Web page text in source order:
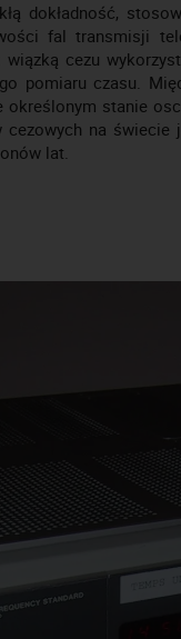
dokładność,
fal transmisji
cezu
pomiaru czasu.
stanie
na
lat.